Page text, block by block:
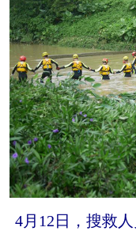
4月12日，搜救